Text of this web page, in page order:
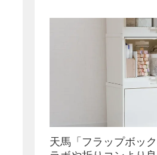
天馬「フラップボッ